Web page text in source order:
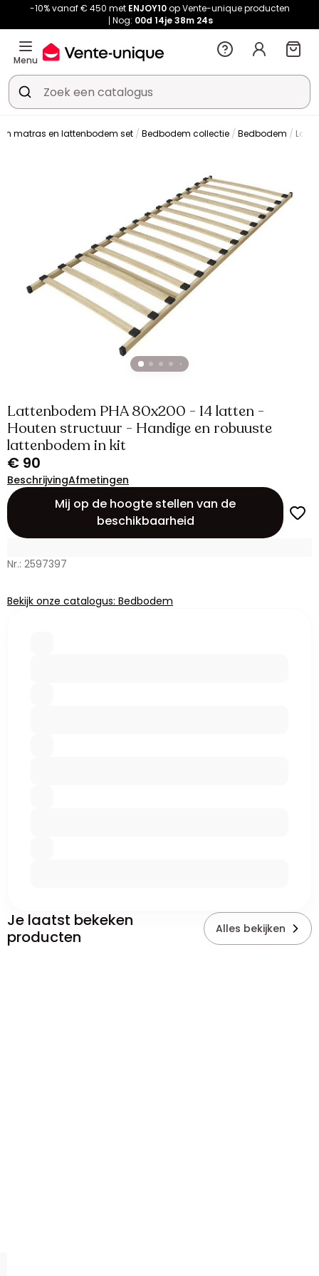
-10% vanaf € 450 met ENJOY10op Vente-unique producten
Nog: 00d 14je38m 24s
Menu
matras en lattenbodem set Bedbodem collectie Bedbodem
Lattenbodem PHA 80x200 - 14 latten -
Houten structuur - Handige en robuuste
lattenbodem in kit
€ 90
BeschrijvingAfmetingen
Mij op de hoogte stellen van de
beschikbaarheid
Nr.: 2597397
Bekijk onze catalogus: Bedbodem
Je laatst bekeken
producten
Alles bekijken